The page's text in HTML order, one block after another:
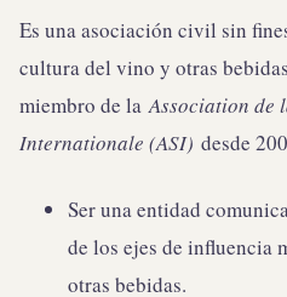
Es una asociación civil sin
cultura del vino y otras
miembro de laAssociation de
Internationale (ASI) desde
Ser una entidad
de los ejes de influencia
otras bebidas.